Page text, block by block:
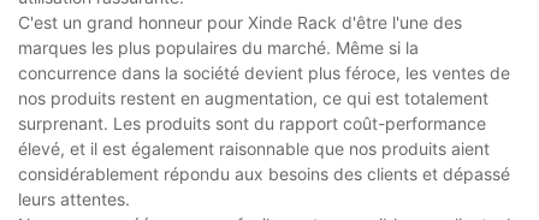
C'est un grand honneur pour Xinde Rack d'être l'une des
marques les plus populaires du marché. Même si la
concurrence dans la société devient plus féroce, les ventes de
nos produits restent en augmentation, ce qui est totalement
surprenant. Les produits sont du rapport coût-performance
élevé, et il est également raisonnable que nos produits aient
considérablement répondu aux besoins des clients et dépassé
leurs attentes.